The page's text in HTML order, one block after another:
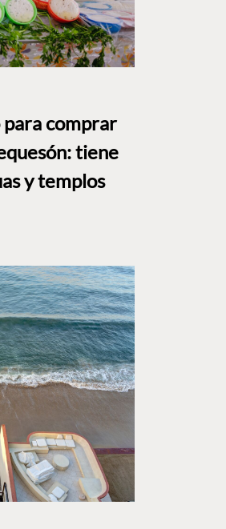
para comprar
tiene
y templos